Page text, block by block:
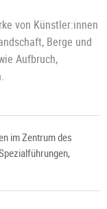
von Künstler:innen
Berge und
Aufbruch,
im Zentrum des